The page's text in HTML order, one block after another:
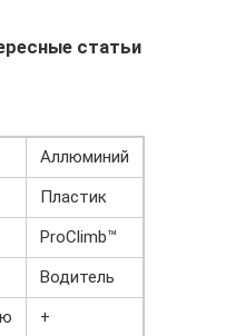
статьи
Аллюминий
Пластик
ProClimb™
Водитель
+